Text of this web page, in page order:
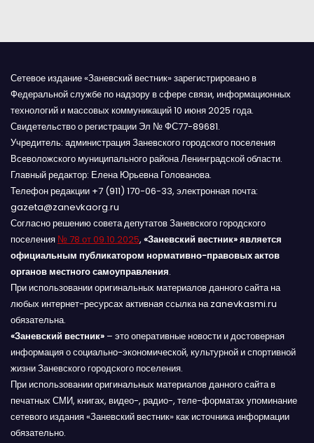
м
Сетевое издание «Заневский вестник» зарегистрировано в
Федеральной службе по надзору в сфере связи, информационных
технологий и массовых коммуникаций 10 июня 2025 года.
Свидетельство о регистрации Эл № ФС77-89681.
Учредитель: администрация Заневского городского поселения
Всеволожского муниципального района Ленинградской области.
Главный редактор: Елена Юрьевна Голованова.
Телефон редакции +7 (911) 170-06-33, электронная почта:
gazeta@zanevkaorg.ru
Согласно решению совета депутатов Заневского городского
поселения № 78 от 09.10.2025, «Заневский вестник» является
официальным публикатором нормативно-правовых актов
органов местного самоуправления.
При использовании оригинальных материалов данного сайта на
любых интернет-ресурсах активная ссылка на zanevkasmi.ru
обязательна.
«Заневский вестник» – это оперативные новости и достоверная
информация о социально-экономической, культурной и спортивной
жизни Заневского городского поселения.
При использовании оригинальных материалов данного сайта в
печатных СМИ, книгах, видео-, радио-, теле-форматах упоминание
сетевого издания «Заневский вестник» как источника информации
обязательно.